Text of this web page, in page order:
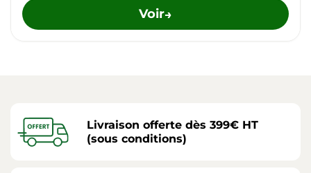
Voir→
Livraison offerte dès 399€ HT
(sous conditions)